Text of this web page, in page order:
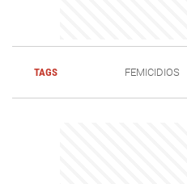
TAGS FEMICIDIOS